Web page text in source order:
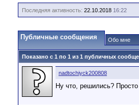
Последняя активность: 22.10.2018 16:22
Публичные сообщения Обо мне
Показано с 1 по 1 из 1 публичных
nadtochiyck200808
Ну что, решились?